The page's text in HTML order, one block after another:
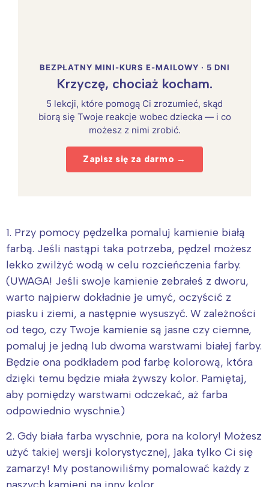
BEZPŁATNY MINI-KURS E-MAILOWY · 5 DNI
Krzyczę, chociaż kocham.
5 lekcji, które pomogą Ci zrozumieć, skąd
biorą się Twoje reakcje wobec dziecka — i co
możesz z nimi zrobić.
Zapisz się za darmo →
1. Przy pomocy pędzelka pomaluj kamienie białą
farbą. Jeśli nastąpi taka potrzeba, pędzel możesz
lekko zwilżyć wodą w celu rozcieńczenia farby.
(UWAGA! Jeśli swoje kamienie zebrałeś z dworu,
warto najpierw dokładnie je umyć, oczyścić z
piasku i ziemi, a następnie wysuszyć. W zależności
od tego, czy Twoje kamienie są jasne czy ciemne,
pomaluj je jedną lub dwoma warstwami białej farby.
Będzie ona podkładem pod farbę kolorową, która
dzięki temu będzie miała żywszy kolor. Pamiętaj,
aby pomiędzy warstwami odczekać, aż farba
odpowiednio wyschnie.)
2. Gdy biała farba wyschnie, pora na kolory! Możesz
użyć takiej wersji kolorystycznej, jaka tylko Ci się
zamarzy! My postanowiliśmy pomalować każdy z